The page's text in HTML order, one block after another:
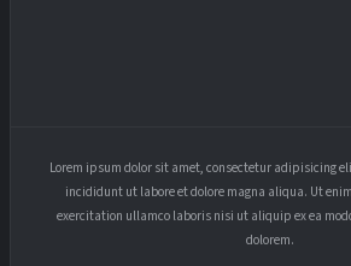
Lorem ipsum dolor sit amet, consectetur adipisicing
incididunt ut labore et dolore magna aliqua. Ut
exercitation ullamco laboris nisi ut aliquip ex ea
dolorem.